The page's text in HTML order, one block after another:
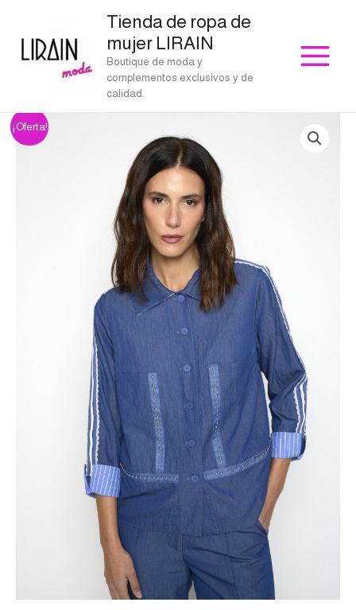
contenido
Tienda de ropa de
mujer LIRAIN
Boutique de moda y
complementos exclusivos y de
calidad.
¡Oferta!
€193.00.
precio
actual
es:
€154.40.
Chaqueta
Vesta